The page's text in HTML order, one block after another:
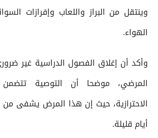
وينتقل من البراز واللعاب وإفرازات
الهواء.
وأكد أن إغلاق الفصول الدراسية غير
المرضي، موضحا أن التوصية تتضمن
الاحترازية، حيث إن هذا المرض يشفى
أيام قليلة.